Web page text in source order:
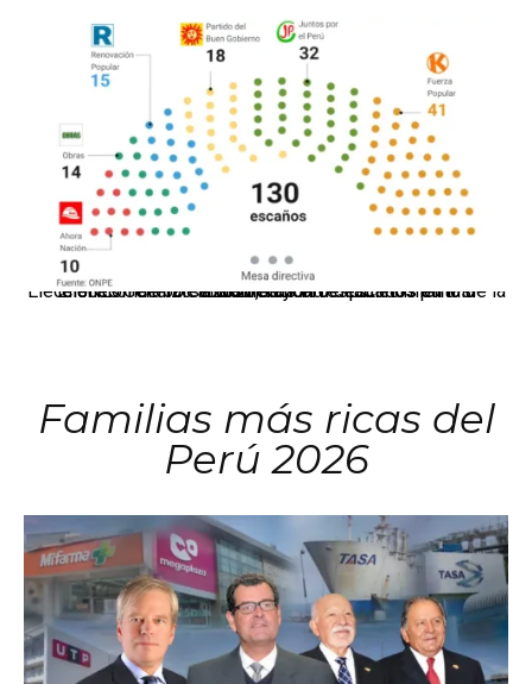
El JNE oficializó la distribución de escaños para la elección de 60 senadores y 130 diputados en las Elecciones Generales 2026, tras el restablecimiento de la Bicameralidad.
Familias más ricas del
Perú 2026